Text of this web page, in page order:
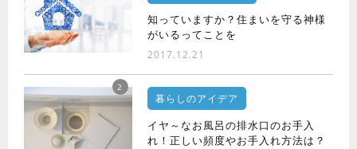
知っていますか？住まいを守る神様
がいるってことを
2017.12.21
2
暮らしのアイデア
イヤ～なお風呂の排水口のお手入
れ！正しい頻度やお手入れ方法は？